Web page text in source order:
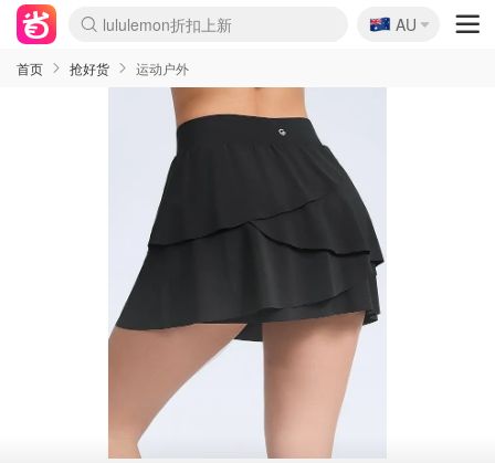
lululemon折扣上新
Sasa美妆护肤3.5折
SSENSE年中3折
FreshBeauty好价汇总
Cettire降价+叠9折
Farfetch折上8折
WWS Coles超市实拍
viagogo二手票捡漏
Myer清仓1折起
The Outnet奢牌1折起
David Jones 3折起
Flannels大牌1折
Perfumes Club护肤1折
AMIRO返校季6.2折
Oweek抽奖送Airpods
Amazon折扣汇总
eToro入金$200送$50
Amazon数码好物
ICONIC本周7.5折
ThedoubleF高奢地板价
Moose Knuckles 6折
丝芙兰5折起
EUFY官网3.7折起
Selenichast首饰2折
Trip机票酒店促销
YSL送5件彩妆礼
Amazon家居好物
BIGBANG巡演开票
David Jones时尚3折
Amazon美妆护肤
雅漾大喷$8
过敏原检测盒$33
伊索独家赠50ml沐浴露
科颜氏清仓3折
SEALIFE海洋馆门票6折
丝塔芙大白罐$16
订阅Newsletter送香薰
Cult Beauty 6.8折
Harrods圣诞日历2.3折
LN-CC奢牌私促3折
d'Alba空姐喷雾$16
EVE LOM套装逆天2折
Bernardelli独家4折
Adore Beauty 6折起
CT圣诞日历
Mytheresa奢品2.7折
Luxury Escapes 9折
Currentbody美容仪9折
MOON Garden Live
ALLSAINTS美衣3折
Roborock扫地机3.7折
Tingo Life水杯$24
Valentino官网5折
CR洗发护发6.3折
🇦🇺
AU
首页 抢好货 运动户外